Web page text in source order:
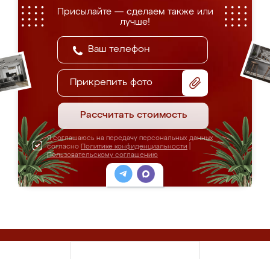
Присылайте — сделаем также или
лучше!
Прикрепить фото
Рассчитать стоимость
Я соглашаюсь на передачу персональных данных
согласно Политике конфиденциальности
Пользовательскому соглашению